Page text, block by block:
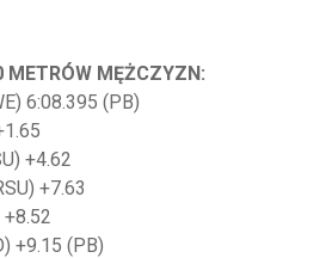
METRÓW MĘŻCZYZN:
6:08.395 (PB)
+4.62
+7.63
+9.15 (PB)